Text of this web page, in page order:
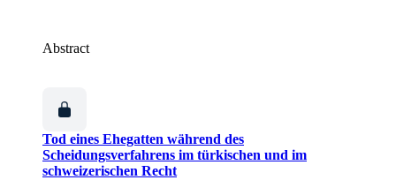
Abstract
Tod eines Ehegatten während des
Scheidungsverfahrens im türkischen und im
schweizerischen Recht